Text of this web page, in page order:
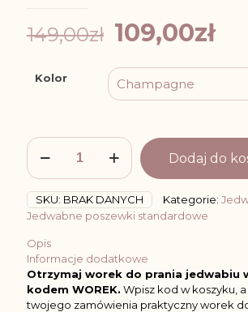
149,00zł Pierwotna
wynosiła:
149,00zł.
109,00zł
Kolor
ilość
Poszewka
Jedwabna
40x40cm
z
Bawełną
Jedwabna
Gumka:
Różne
Kolory
Dodaj do
SKU: BRAK DANYCH Kategorie:
Jedwabne poszewki standardowe
Opis
Informacje dodatkowe
Otrzymaj worek do prania jedwabiu
kodem WOREK. Wpisz kod w koszyku,
twojego zamówienia praktyczny worek